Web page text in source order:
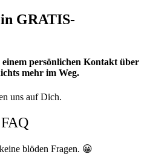
GRATIS-
persönlichen Kontakt über
mehr im Weg.
uns auf Dich.
FAQ
blöden Fragen. 😀